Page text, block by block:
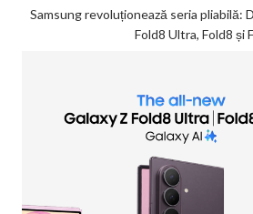
Samsung revoluționează seria pliabilă:
Fold8 Ultra, Fold8 și